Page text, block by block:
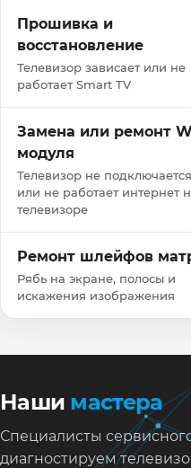
Прошивка и
восстановление
Телевизор зависает или не
работает Smart TV
Замена или ремонт
модуля
Телевизор не
или не работает интернет
телевизоре
Ремонт шлейфов
Рябь на экране, полосы и
искажения изображения
Наши мастера
Специалисты
диагностируем